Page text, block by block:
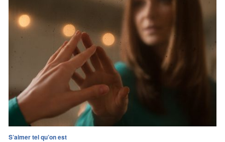
S’aimer tel qu’on est